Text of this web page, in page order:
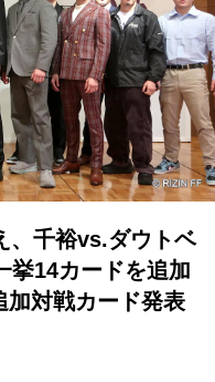
、千裕vs.ダウトベ
挙14カードを追加
加対戦カード発表